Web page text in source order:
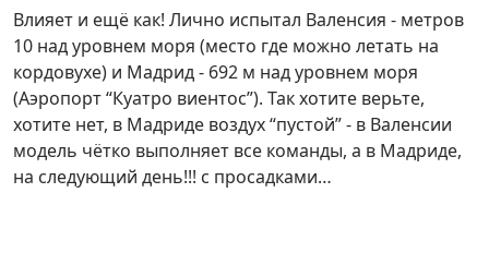
Влияет и ещё как! Лично испытал Валенсия - метров
10 над уровнем моря (место где можно летать на
кордовухе) и Мадрид - 692 м над уровнем моря
(Аэропорт “Куатро виентос”). Так хотите верьте,
хотите нет, в Мадриде воздух “пустой” - в Валенсии
модель чётко выполняет все команды, а в Мадриде,
на следующий день!!! с просадками…